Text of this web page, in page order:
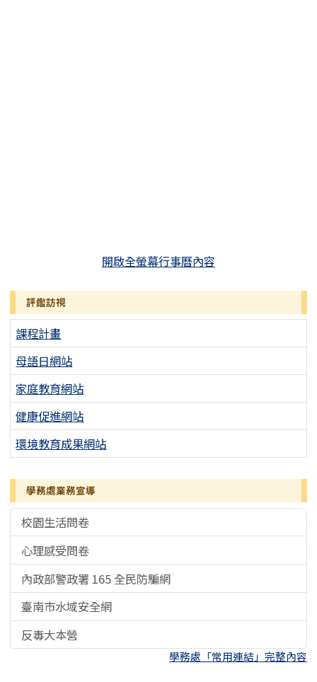
開啟全螢幕行事曆內容
評鑑訪視
課程計畫
母語日網站
家庭教育網站
健康促進網站
環境教育成果網站
學務處業務宣導
校園生活問卷
心理感受問卷
內政部警政署 165 全民防騙網
臺南市水域安全網
反毒大本營
學務處「常用連結」完整內容